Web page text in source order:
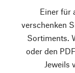
Einer für
verschenken
Sortiments.
oder den
Jeweils